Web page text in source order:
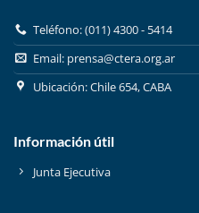
Teléfono: (011) 4300 - 5414
Email: prensa@ctera.org.ar
Ubicación: Chile 654, CABA
Información útil
Junta Ejecutiva